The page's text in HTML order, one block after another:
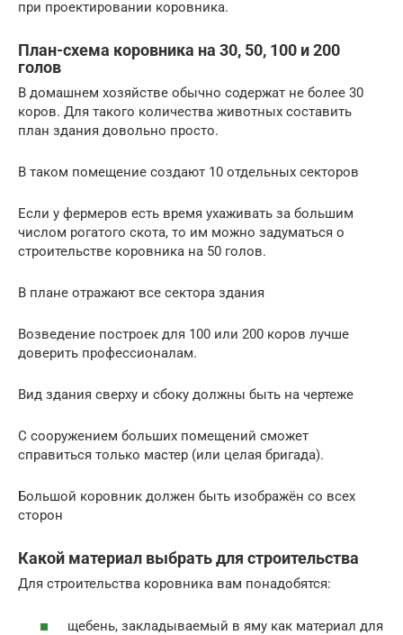
при проектировании коровника.
План-схема коровника на 30, 50, 100 и 200
голов
В домашнем хозяйстве обычно содержат не более 30
коров. Для такого количества животных составить
план здания довольно просто.
В таком помещение создают 10 отдельных секторов
Если у фермеров есть время ухаживать за большим
числом рогатого скота, то им можно задуматься о
строительстве коровника на 50 голов.
В плане отражают все сектора здания
Возведение построек для 100 или 200 коров лучше
доверить профессионалам.
Вид здания сверху и сбоку должны быть на чертеже
С сооружением больших помещений сможет
справиться только мастер (или целая бригада).
Большой коровник должен быть изображён со всех
сторон
Какой материал выбрать для строительства
Для строительства коровника вам понадобятся:
щебень, закладываемый в яму как материал для